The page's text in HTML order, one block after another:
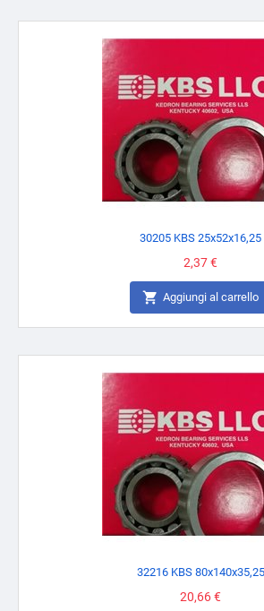
30205 KBS 25x52x16,25
Prezzo
2,37 €
 Aggiungi al carrello
32216 KBS 80x140x35,25
Prezzo
20,66 €